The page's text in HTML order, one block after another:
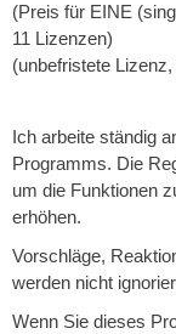
(Preis für EINE
11 Lizenzen)
(unbefristete
Ich arbeite ständig
Programms. Die
um die Funktionen
erhöhen.
Vorschläge,
werden nicht
Wenn Sie dieses